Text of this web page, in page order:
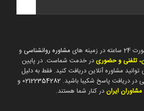
زمینه های مشاوره روانشناسی و
تلفنی و حضوریدر خدمت شماست. در پایین
مشاوره آنلاین دریافت کنید. فقط به دلیل
در دریافت پاسخ شکیبا باشید. 02122354282 و
ایراندر کنار شما هستند.